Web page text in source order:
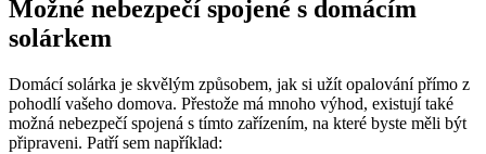
Možné nebezpečí spojené s domácím
solárkem
Domácí solárka je skvělým způsobem, jak si užít opalování přímo z
pohodlí vašeho domova. Přestože má mnoho výhod, existují také
možná nebezpečí spojená s tímto zařízením, na které byste měli být
připraveni. Patří sem například: